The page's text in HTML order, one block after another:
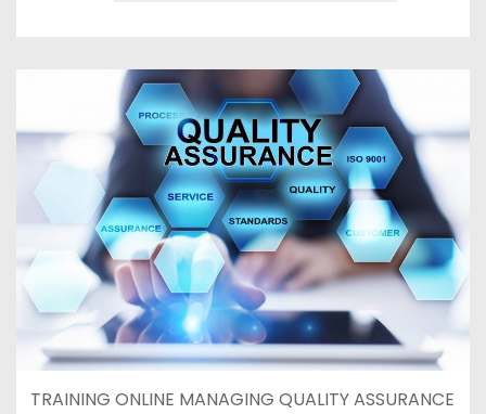
TRAINING ONLINE MANAGING QUALITY ASSURANCE